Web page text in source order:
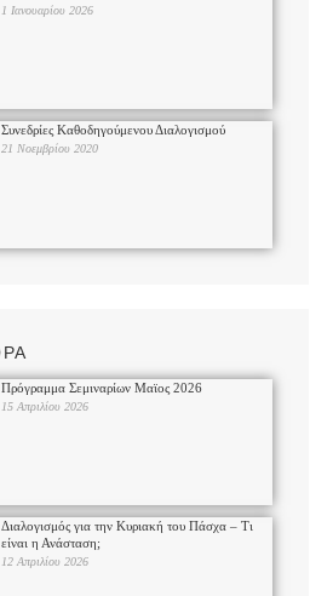
1 Ιανουαρίου 2026
Συνεδρίες Καθοδηγούμενου Διαλογισμού
21 Νοεμβρίου 2020
Πρόγραμμα Σεμιναρίων Μαϊος 2026
15 Απριλίου 2026
Διαλογισμός για την Κυριακή του Πάσχα – Τι
είναι η Ανάσταση;
12 Απριλίου 2026